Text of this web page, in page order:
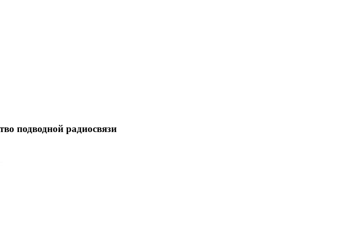
подводной радиосвязи